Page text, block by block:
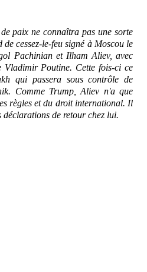
paix ne connaîtra pas une sorte
cessez-le-feu signé à Moscou le
Pachinian et Ilham Aliev, avec
Vladimir Poutine. Cette fois-ci ce
qui passera sous contrôle de
Comme Trump, Aliev n'a que
règles et du droit international. Il
déclarations de retour chez lui.